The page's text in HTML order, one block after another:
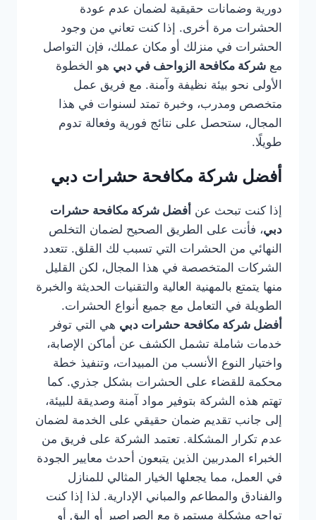
دورية وضمانات حقيقية لضمان عدم عودة
الحشرات مرة أخرى. إذا كنت تعاني من وجود
الحشرات في منزلك أو مكان عملك، فإن التواصل
مع شركة مكافحة الزواحف في دبي هو الخطوة
الأولى نحو بيئة نظيفة وآمنة. مع فريق عمل
متخصص ومدرب، وخبرة تمتد لسنوات في هذا
المجال، ستحصل على نتائج فورية وفعالة تدوم
طويلًا.
أفضل شركة مكافحة حشرات دبي
إذا كنت تبحث عن أفضل شركة مكافحة حشرات
دبي، فأنت على الطريق الصحيح لضمان التخلص
النهائي من الحشرات التي تسبب لك القلق. تتعدد
الشركات المتخصصة في هذا المجال، لكن القليل
منها يتمتع بالمهنية العالية والتقنيات الحديثة والخبرة
الطويلة في التعامل مع جميع أنواع الحشرات.
أفضل شركة مكافحة حشرات دبي هي التي توفر
خدمات شاملة تشمل الكشف عن أماكن الإصابة،
واختيار النوع الأنسب من المبيدات، وتنفيذ خطة
محكمة للقضاء على الحشرات بشكل جذري. كما
تهتم هذه الشركة بتوفير مواد آمنة وصديقة للبيئة،
إلى جانب تقديم ضمان حقيقي على الخدمة لضمان
عدم تكرار المشكلة. تعتمد الشركة على فريق من
الخبراء المدربين الذين يتبعون أحدث معايير الجودة
في العمل، مما يجعلها الخيار المثالي للمنازل
والفنادق والمطاعم والمباني الإدارية. لذا إذا كنت
تواجه مشكلة مستمرة مع الصراصير أو البق أو